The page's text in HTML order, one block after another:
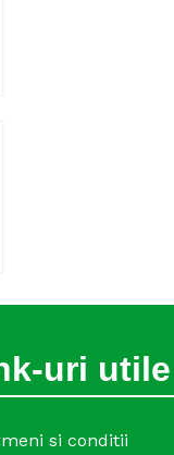
uri utile
si conditii